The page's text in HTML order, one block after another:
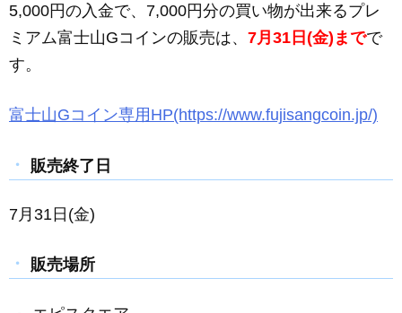
c
e
o
k
ail ss
e
g
e
5,000円の入金で、7,000円分の買い物が出来るプレ
ミアム富士山Gコインの販売は、 7月31日(金)までで
す。
富士山Gコイン専用HP(https://www.fujisangcoin.jp/)
販売終了日
7月31日(金)
販売場所